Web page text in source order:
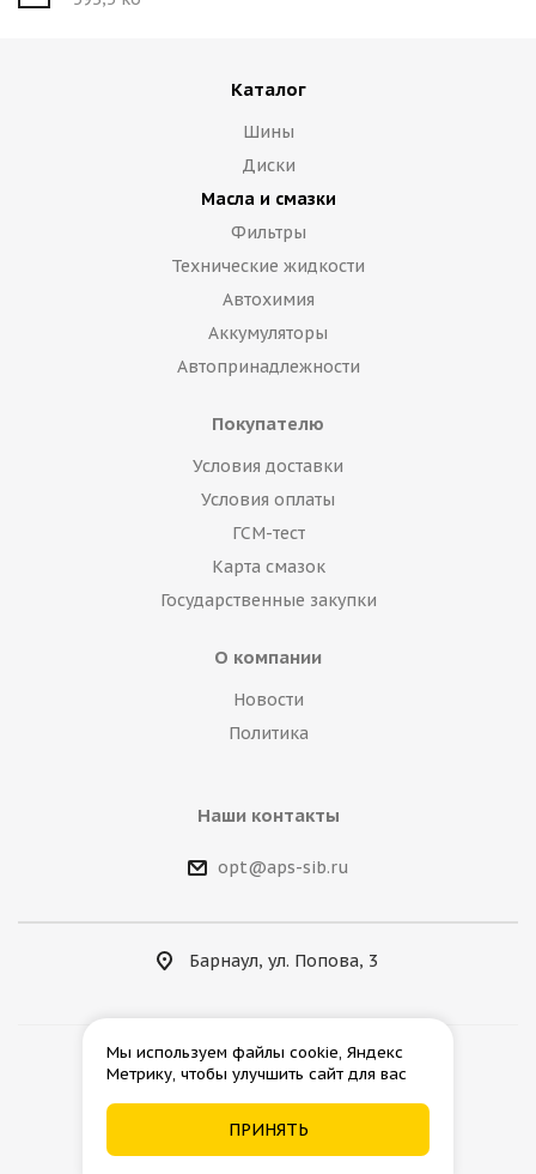
Каталог
Шины
Диски
Масла и смазки
Фильтры
Технические жидкости
Автохимия
Аккумуляторы
Автопринадлежности
Покупателю
Условия доставки
Условия оплаты
ГСМ-тест
Карта смазок
Государственные закупки
О компании
Новости
Политика
Наши контакты
opt@aps-sib.ru
Барнаул, ул. Попова, 3
2026 © АгроПромСнаб
Мы используем файлы cookie, Яндекс
Метрику, чтобы улучшить сайт для вас
ПРИНЯТЬ